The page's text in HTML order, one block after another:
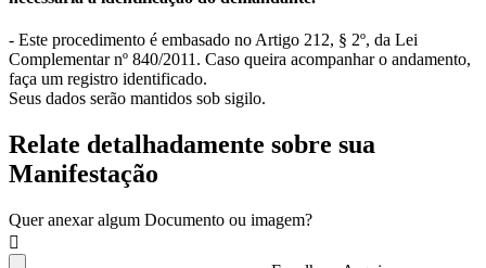
- Este procedimento é embasado no Artigo 212, § 2º, da Lei
Complementar nº 840/2011. Caso queira acompanhar o andamento,
faça um registro identificado.
Seus dados serão mantidos sob sigilo.
Relate detalhadamente sobre sua
Manifestação
Quer anexar algum Documento ou imagem?